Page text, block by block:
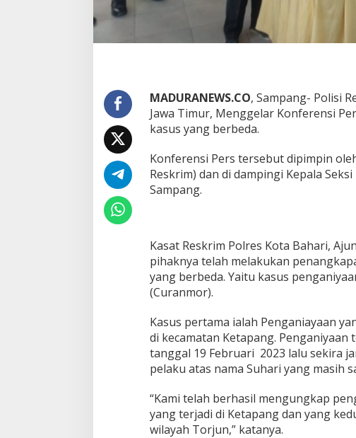
MADURANEWS.CO, Sampang- Polisi
Jawa Timur, Menggelar Konferensi
kasus yang berbeda.
Konferensi Pers tersebut dipimpin
Reskrim) dan di dampingi Kepala
Sampang.
Kasat Reskrim Polres Kota Bahari,
pihaknya telah melakukan
yang berbeda. Yaitu kasus
(Curanmor).
Kasus pertama ialah Penganiayaan
di kecamatan Ketapang.
tanggal 19 Februari 2023 lalu sekira
pelaku atas nama Suhari yang masih
“Kami telah berhasil mengungkap
yang terjadi di Ketapang dan yang
wilayah Torjun,” katanya.